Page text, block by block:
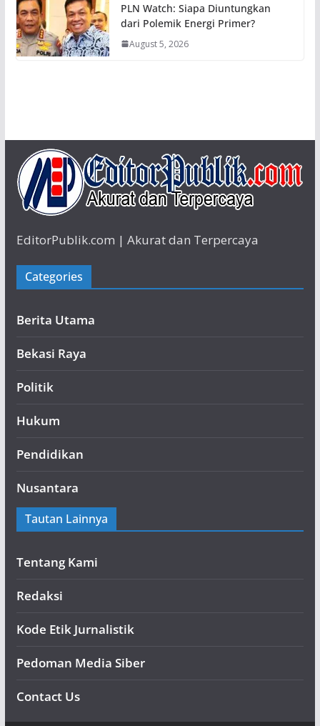
PLN Watch: Siapa Diuntungkan
dari Polemik Energi Primer?
August 5, 2026
EditorPublik.com | Akurat dan Terpercaya
Categories
Berita Utama
Bekasi Raya
Politik
Hukum
Pendidikan
Nusantara
Tautan Lainnya
Tentang Kami
Redaksi
Kode Etik Jurnalistik
Pedoman Media Siber
Contact Us